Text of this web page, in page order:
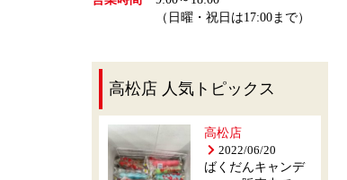
（日曜・祝日は17:00まで）
高松店 人気トピックス
高松店
2022/06/20
ばくだんキャンデ